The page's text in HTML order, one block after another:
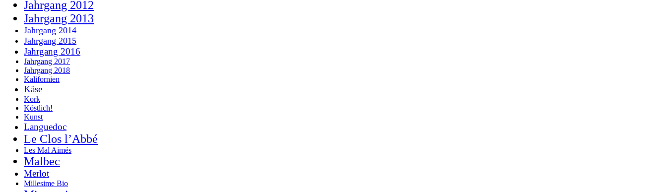
Jahrgang 2012
Jahrgang 2013
Jahrgang 2014
Jahrgang 2015
Jahrgang 2016
Jahrgang 2017
Jahrgang 2018
Kalifornien
Käse
Kork
Köstlich!
Kunst
Languedoc
Le Clos l’Abbé
Les Mal Aimés
Malbec
Merlot
Millesime Bio